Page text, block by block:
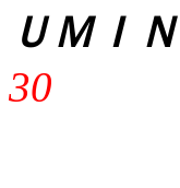
ＵＭＩ
30